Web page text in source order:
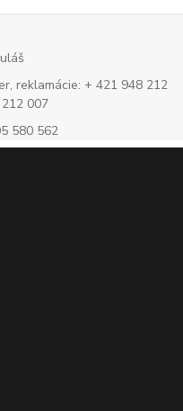
reklamácie: + 421 948 212
007
580 562